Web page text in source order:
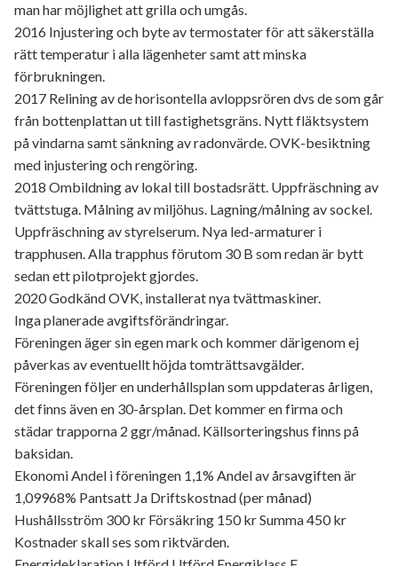
man har möjlighet att grilla och umgås.
2016 Injustering och byte av termostater för att säkerställa
rätt temperatur i alla lägenheter samt att minska
förbrukningen.
2017 Relining av de horisontella avloppsrören dvs de som går
från bottenplattan ut till fastighetsgräns. Nytt fläktsystem
på vindarna samt sänkning av radonvärde. OVK-besiktning
med injustering och rengöring.
2018 Ombildning av lokal till bostadsrätt. Uppfräschning av
tvättstuga. Målning av miljöhus. Lagning/målning av sockel.
Uppfräschning av styrelserum. Nya led-armaturer i
trapphusen. Alla trapphus förutom 30 B som redan är bytt
sedan ett pilotprojekt gjordes.
2020 Godkänd OVK, installerat nya tvättmaskiner.
Inga planerade avgiftsförändringar.
Föreningen äger sin egen mark och kommer därigenom ej
påverkas av eventuellt höjda tomträttsavgälder.
Föreningen följer en underhållsplan som uppdateras årligen,
det finns även en 30-årsplan. Det kommer en firma och
städar trapporna 2 ggr/månad. Källsorteringshus finns på
baksidan.
Ekonomi Andel i föreningen 1,1% Andel av årsavgiften är
1,09968% Pantsatt Ja Driftskostnad (per månad)
Hushållsström 300 kr Försäkring 150 kr Summa 450 kr
Kostnader skall ses som riktvärden.